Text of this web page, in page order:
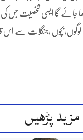
رکھا جائے گا ایسی شخصیت
،جنگلات سے اس
مزید پڑھیں